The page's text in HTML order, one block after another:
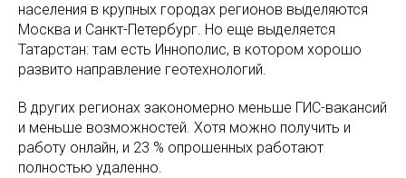
населения в крупных городах регионов выделяются
Москва и Санкт-Петербург. Но еще выделяется
Татарстан: там есть Иннополис, в котором хорошо
развито направление геотехнологий.
В других регионах закономерно меньше ГИС-вакансий
и меньше возможностей. Хотя можно получить и
работу онлайн, и 23 % опрошенных работают
полностью удаленно.